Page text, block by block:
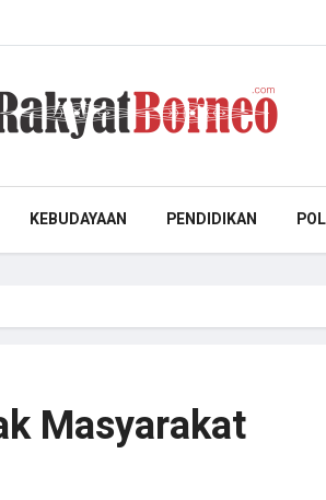
KEBUDAYAAN PENDIDIKAN
Masyarakat